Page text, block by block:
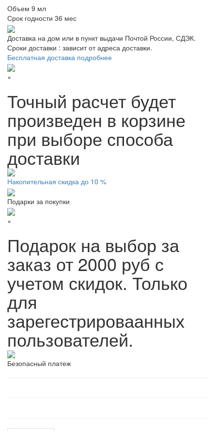
Объем 9 мл
Срок годности 36 мес
Доставка на дом или в пункт выдачи Почтой России, СДЭК.
Сроки доставки : зависит от адреса доставки.
Бесплатная доставка подробнее
×
Точный расчет будет
произведен в корзине
при выборе способа
доставки
Накопительная скидка до 10 %
Подарки за покупки
×
Подарок на выбор за
заказ от 2000 руб с
учетом скидок. Только
для
зарегестрироваанных
пользователей.
Безопасный платеж